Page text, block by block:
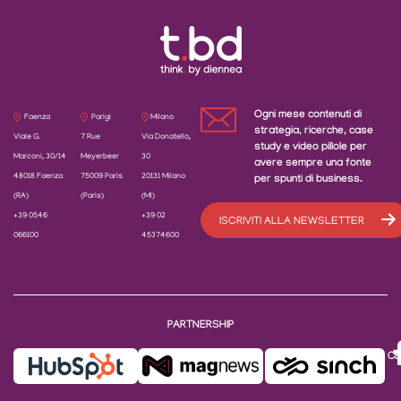
Faenza
Viale G.
Marconi, 30/14
48018 Faenza
(RA)
+39 0546
066100
Parigi
7 Rue
Meyerbeer
75009 Paris
(Paris)
Milano
Via Donatello,
30
20131 Milano
(MI)
+39 02
45374600
Ogni mese contenuti di
strategia, ricerche, case
study e video pillole per
avere sempre una fonte
per spunti di business.
ISCRIVITI ALLA NEWSLETTER
PARTNERSHIP